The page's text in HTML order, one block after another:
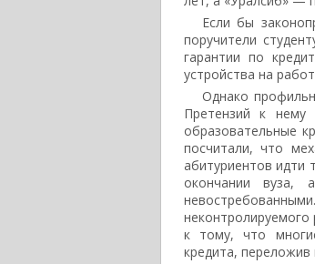
Если бы
поручители
гарантии по
устройства на
Однако
Претензий к нему
образовательные
посчитали, что
абитуриентов идти
окончании вуза,
к тому, что
кредита, переложив